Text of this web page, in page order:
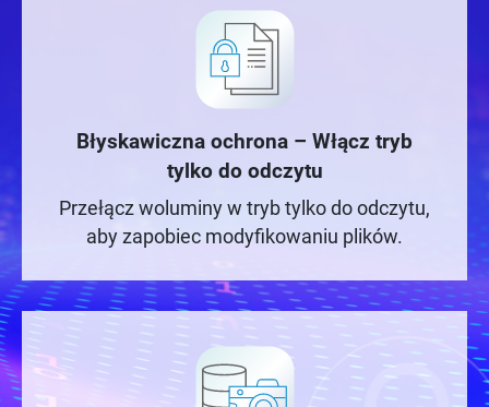
Błyskawiczna ochrona – Włącz tryb
tylko do odczytu
Przełącz woluminy w tryb tylko do odczytu,
aby zapobiec modyfikowaniu plików.